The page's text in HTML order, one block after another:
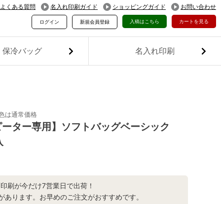
よくある質問 名入れ印刷ガイド ショッピングガイド お問い合わせ
カートを見る
入稿はこちら
ログイン 新規会員登録
保冷バッグ 名入れ印刷
は通常価格
ター専用】ソフトバッグベーシック
刷が今だけ7営業日で出荷！
あります。お早めのご注文がおすすめです。